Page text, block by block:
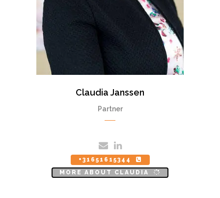
Claudia Janssen
Partner
+31651615344
MORE ABOUT CLAUDIA